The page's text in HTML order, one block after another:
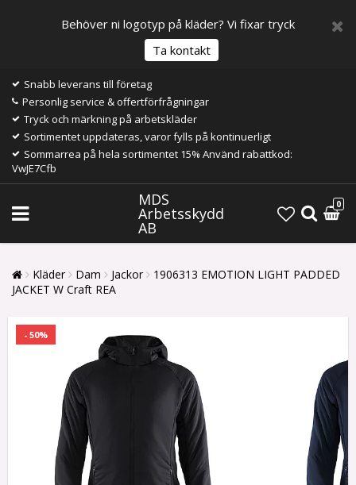
Behöver ni logotyp på kläder? Vi fixar tryck
Ta kontakt
Snabb leverans till företag
Personlig service & offertförfrågningar
Tryck och märkning på arbetskläder
Sortimentet uppdateras, varor fylls på kontinuerligt
Sommarrea på hela sortimentet 15% Använd rabattkod:
VwJE7Cfb
MDS
Arbetsskydd
AB
0
Kläder Dam Jackor
1906313 EMOTION LIGHT PADDED
JACKET W Craft REA
- 50%